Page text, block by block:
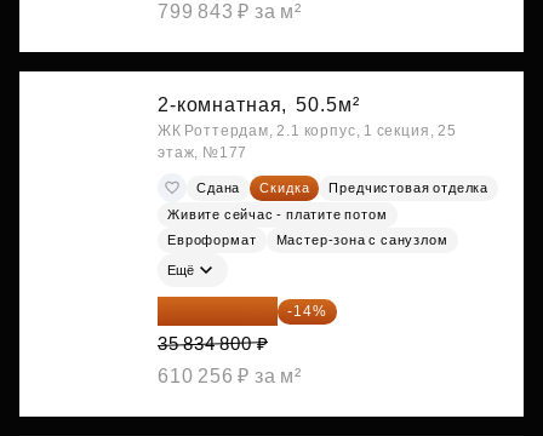
799 843 ₽ за м²
2-комнатная, 50.5м²
ЖК Роттердам, 2.1 корпус, 1 секция, 25
этаж, №177
Сдана Скидка
Предчистовая отделка
Живите сейчас - платите потом
Евроформат
Мастер-зона с санузлом
Ещё
30 817 928 ₽ -14%
35 834 800 ₽
610 256 ₽ за м²